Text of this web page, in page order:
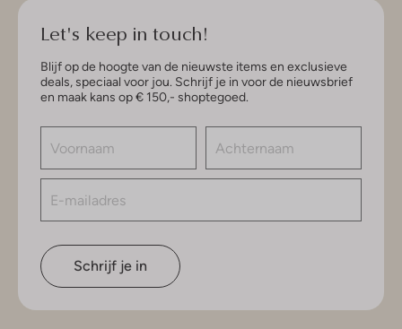
Let's keep in touch!
Blijf op de hoogte van de nieuwste items en exclusieve
deals, speciaal voor jou. Schrijf je in voor de nieuwsbrief
en maak kans op € 150,- shoptegoed.
Schrijf je in